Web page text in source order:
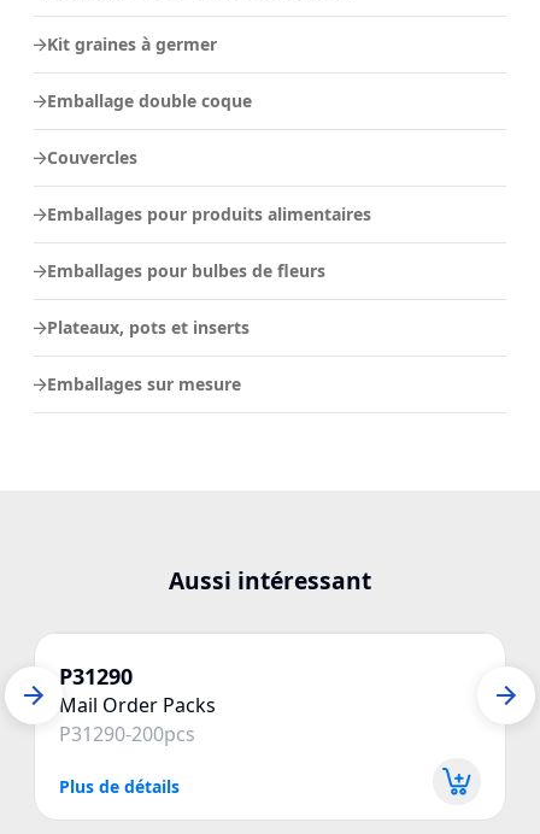
Kit graines à germer
Emballage double coque
Couvercles
Emballages pour produits alimentaires
Emballages pour bulbes de fleurs
Plateaux, pots et inserts
Emballages sur mesure
Aussi intéressant
P31290
Mail Order Packs
P31290-200pcs
Plus de détails